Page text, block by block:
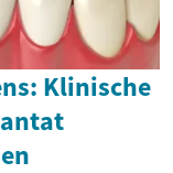
Klinische